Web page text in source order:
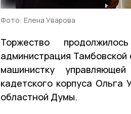
Фото: Елена Уварова
Торжество
администрация
машинистку
кадетского корпуса Ольга
областной Думы.